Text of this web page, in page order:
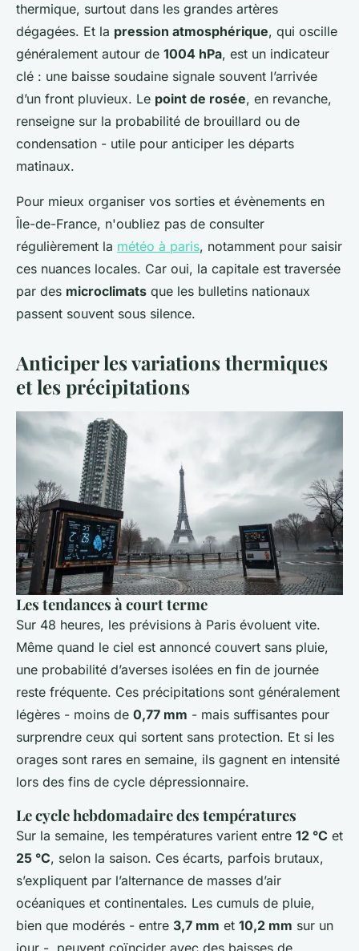
thermique, surtout dans les grandes artères
dégagées. Et la pression atmosphérique, qui oscille
généralement autour de 1004 hPa, est un indicateur
clé : une baisse soudaine signale souvent l’arrivée
d’un front pluvieux. Le point de rosée, en revanche,
renseigne sur la probabilité de brouillard ou de
condensation - utile pour anticiper les départs
matinaux.
Pour mieux organiser vos sorties et évènements en
Île-de-France, n'oubliez pas de consulter
régulièrement la météo à paris, notamment pour saisir
ces nuances locales. Car oui, la capitale est traversée
par des microclimats que les bulletins nationaux
passent souvent sous silence.
Anticiper les variations thermiques
et les précipitations
Les tendances à court terme
Sur 48 heures, les prévisions à Paris évoluent vite.
Même quand le ciel est annoncé couvert sans pluie,
une probabilité d’averses isolées en fin de journée
reste fréquente. Ces précipitations sont généralement
légères - moins de 0,77 mm - mais suffisantes pour
surprendre ceux qui sortent sans protection. Et si les
orages sont rares en semaine, ils gagnent en intensité
lors des fins de cycle dépressionnaire.
Le cycle hebdomadaire des températures
Sur la semaine, les températures varient entre 12 °C et
25 °C, selon la saison. Ces écarts, parfois brutaux,
s’expliquent par l’alternance de masses d’air
océaniques et continentales. Les cumuls de pluie,
bien que modérés - entre 3,7 mm et 10,2 mm sur un
jour -, peuvent coïncider avec des baisses de